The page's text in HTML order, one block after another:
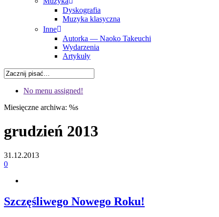
Dyskografia
Muzyka klasyczna
Inne
Autorka — Naoko Takeuchi
Wydarzenia
Artykuły
No menu assigned!
Miesięczne archiwa: %s
grudzień 2013
31.12.2013
0
Szczęśliwego Nowego Roku!